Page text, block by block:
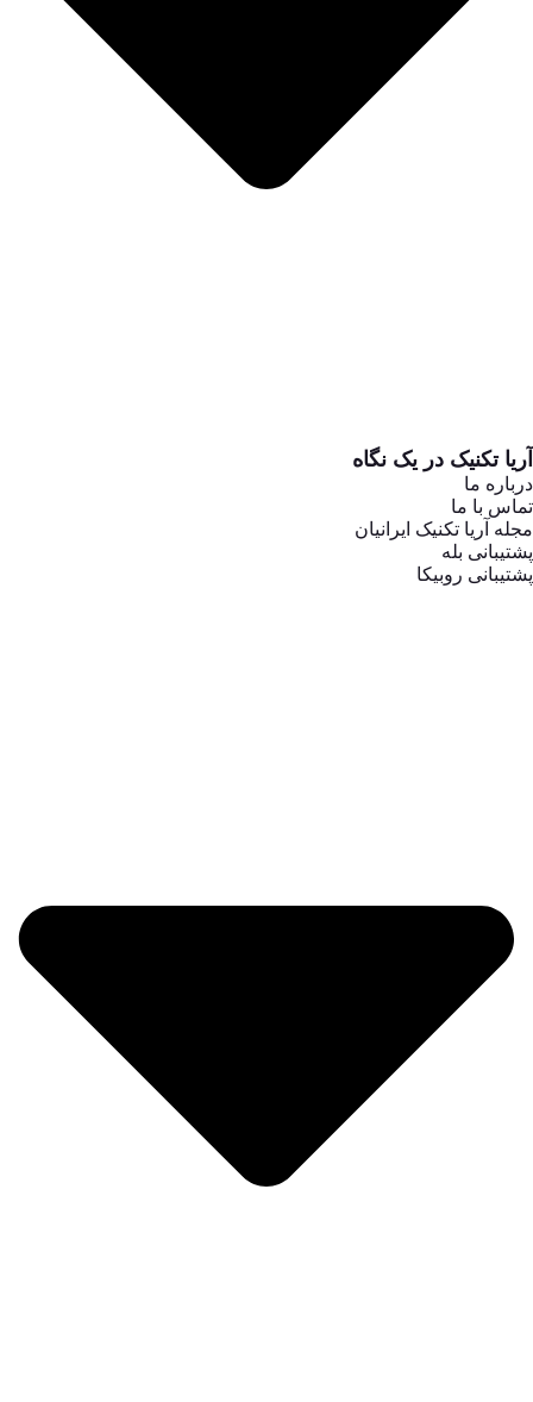
آریا تکنیک در یک نگاه
درباره ما
تماس با ما
مجله آریا تکنیک ایرانیان
پشتیبانی بله
پشتیبانی روبیکا